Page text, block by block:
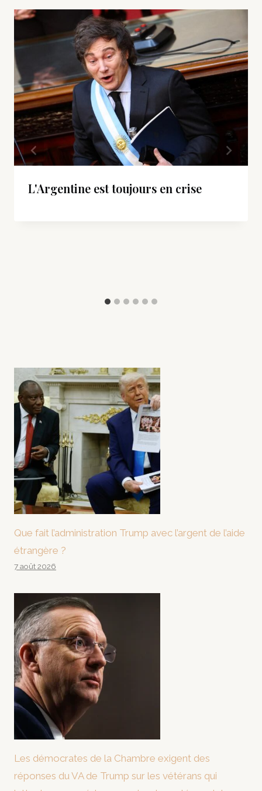
L'Argentine est toujours en crise
Que fait l’administration Trump avec l’argent de l’aide
étrangère ?
7 août 2026
Les démocrates de la Chambre exigent des
réponses du VA de Trump sur les vétérans qui